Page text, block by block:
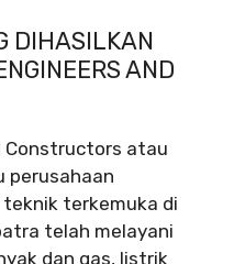
DIHASILKAN
AND
Constructors atau
perusahaan
terkemuka di
telah melayani
dan gas, listrik